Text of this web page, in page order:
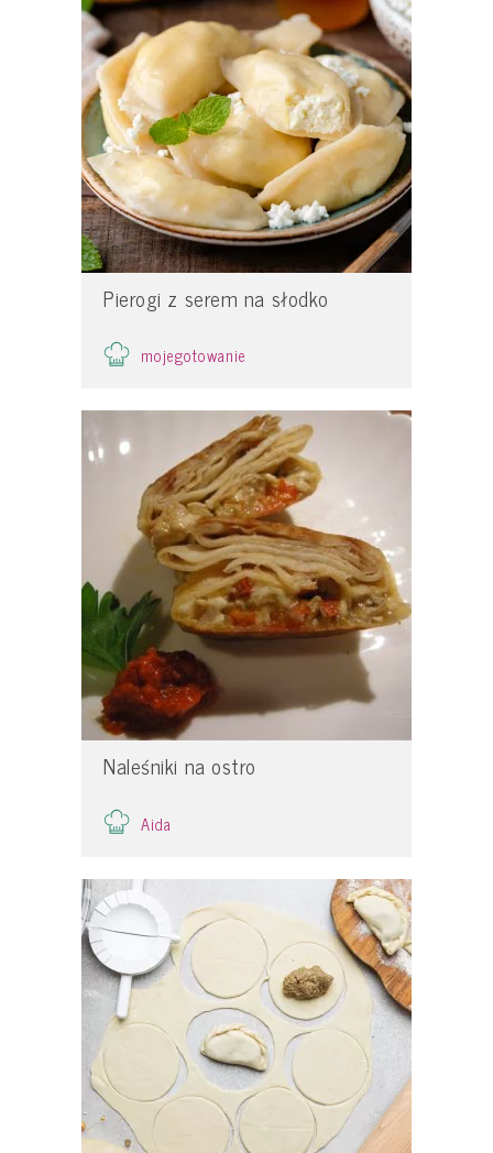
Pierogi z serem na słodko
mojegotowanie
Naleśniki na ostro
Aida